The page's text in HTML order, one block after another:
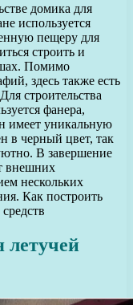
домика для
используется
пещеру для
строить и
Помимо
здесь также есть
строительства
фанера,
имеет уникальную
в черный цвет, так
В завершение
внешних
нескольких
Как построить
летучей